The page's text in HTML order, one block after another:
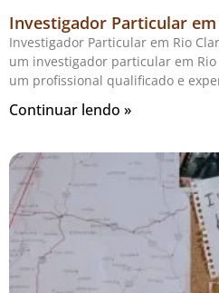
Investigador Particular em
Investigador Particular em Rio
um investigador particular em
um profissional qualificado e
Continuar lendo »